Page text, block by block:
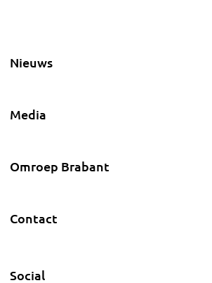
Nieuws
Media
Omroep Brabant
Contact
Social